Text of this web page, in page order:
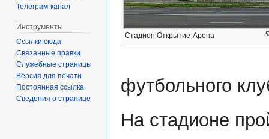
Стадион Открытие-Арена
футбольного
На стадионе
Телеграм-канал
Инструменты
Ссылки сюда
Связанные правки
Служебные страницы
Версия для печати
Постоянная ссылка
Сведения о странице